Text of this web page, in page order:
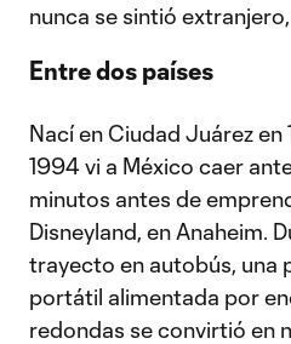
nunca se sintió
Entre dos países
Nací en Ciudad Juárez en
1994 vi a México caer
minutos antes de
Disneyland, en Anaheim.
trayecto en autobús, una
portátil alimentada por
redondas se convirtió en